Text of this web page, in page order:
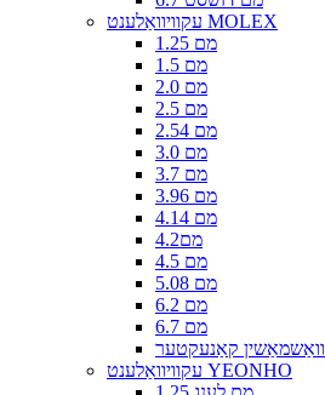
עקוויוואַלענט MOLEX
1.25 מם
1.5 מם
2.0 מם
2.5 מם
2.54 מם
3.0 מם
3.7 מם
3.96 מם
4.14 מם
4.2מם
4.5 מם
5.08 מם
6.2 מם
6.7 מם
וואַשמאַשין קאַנעקטער
עקוויוואַלענט YEONHO